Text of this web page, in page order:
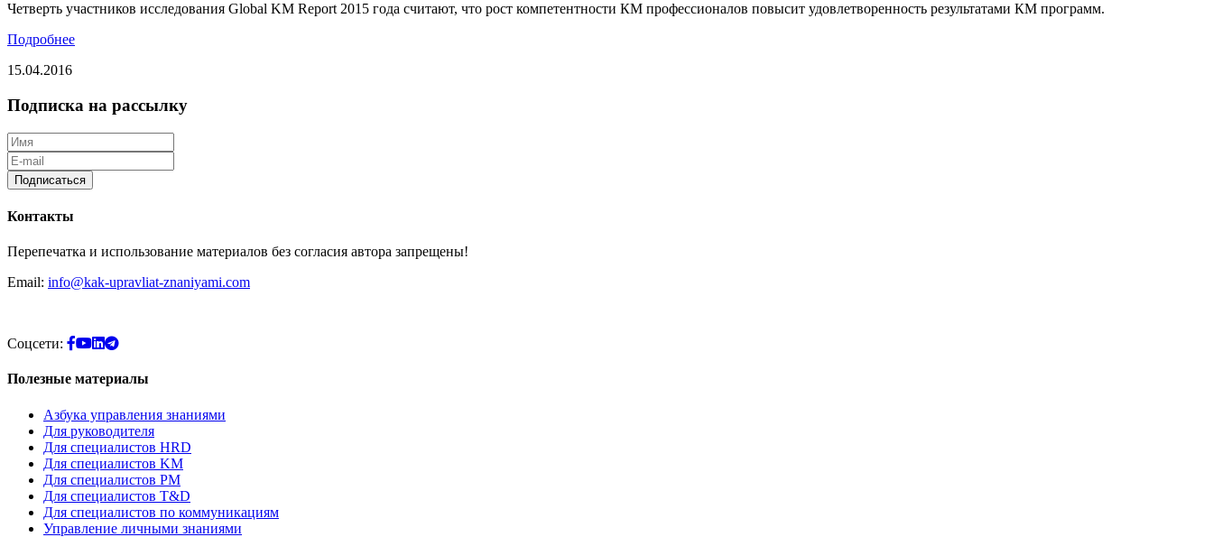
Четверть участников исследования Global KM Report 2015 года считают, что рост компетентности КМ профессионалов повысит удовлетворенность результатами КМ программ.
Подробнее
15.04.2016
Подписка на рассылку
Подписаться
Контакты
Перепечатка и использование материалов без согласия автора запрещены!
Email: info@kak-upravliat-znaniyami.com
Соцсети:
Полезные материалы
Азбука управления знаниями
Для руководителя
Для специалистов HRD
Для специалистов KM
Для специалистов PM
Для специалистов T&D
Для специалистов по коммуникациям
Управление личными знаниями